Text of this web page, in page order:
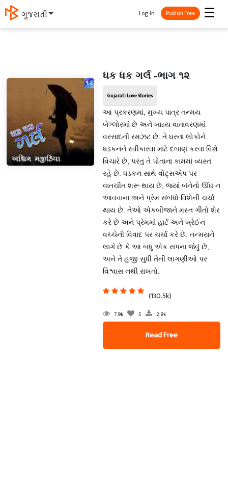
ગુજરાતી ☰
Log In Publish Free
ધક ધક ગર્લ -ભાગ ૧૨
Gujarati Love Stories
આ પ્રકરણમાં, મુખ્ય પાત્ર તન્મય
બેંગ્લોરમાં છે અને બાહ્ય વાતાવરણમાં
વરસાદની રમઝટ છે. તે ઘરના લોકોને
ધડકનને સ્વીકારવા માટે દબાણ કરવા વિશે
વિચારે છે, પરંતુ તે પોતાના કામમાં વ્યસ્ત
રહે છે. ધડકન સાથે વોટ્સએપ પર
વાતચીત શરૂ થાય છે, જ્યાં બંનેનો ઊંઘ ન
આવવાના અને પ્રેમ સંબંધો વિશેની ચર્ચા
થાય છે. તેઓ એકબીજાને મસ્ત ગીતો શેર
કરે છે અને પ્રેમમાં હાર્ટ અને બ્રેઈન
વચ્ચેની વિવાદ પર ચર્ચા કરે છે. તન્મયને
લાગે છે કે આ બધું એક સપના જેવું છે,
અને તે હજી સુધી તેની લાગણીઓ પર
વિશ્વાસ નથી રાખતો.
(130.5k)
7.9k 5 2.9k
Read Free